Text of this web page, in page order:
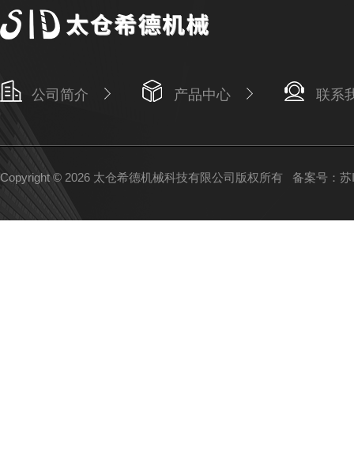
公司简介 产品中心 联系
Copyright © 2026 太仓希德机械科技有限公司版权所有 备案号：